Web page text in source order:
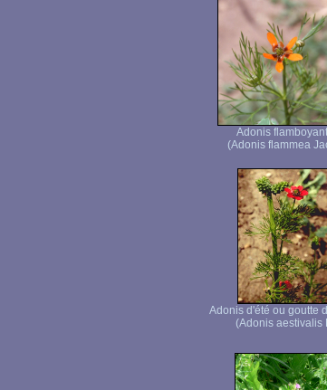
Adonis
(Adonis flammea
Adonis d'été ou goutte
(Adonis aestivalis